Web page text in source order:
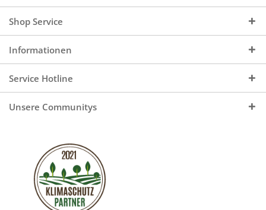
Shop Service
Informationen
Service Hotline
Unsere Communitys